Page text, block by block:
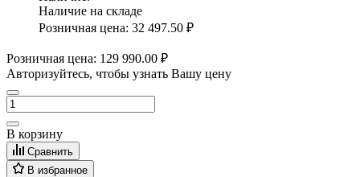
Наличие на складе
Розничная цена: 32 497.50 ₽
Розничная цена: 129 990.00 ₽
Авторизуйтесь, чтобы узнать Вашу цену
В корзину
Сравнить
В избранное